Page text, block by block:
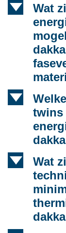
d
Wat
d
twins
d
Wat